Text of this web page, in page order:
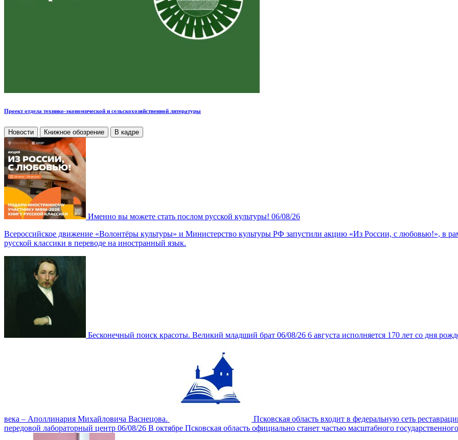
Проект отдела технико-экономической и сельскохозяйственной литературы
Новости Книжное обозрение В кадре
Именно вы можете стать послом русской культуры! 06/08/26
Всероссийское движение «Волонтёры культуры» и Министерство культуры РФ запустили акцию «Из России, с любовью!», в
русской классики в переводе на иностранный язык.
Бесконечный поиск красоты. Великий младший брат 06/08/26 6 августа исполняется 170 лет со дня
века ‒ Аполлинария Михайловича Васнецова.
Псковская область входит в федеральную сеть
передовой лабораторный центр 06/08/26 В октябре Псковская область официально станет частью масштабного